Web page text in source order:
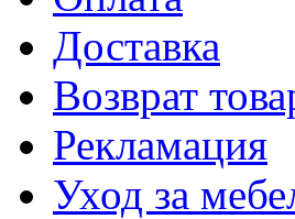
Доставка
Возврат
Рекламация
Уход за